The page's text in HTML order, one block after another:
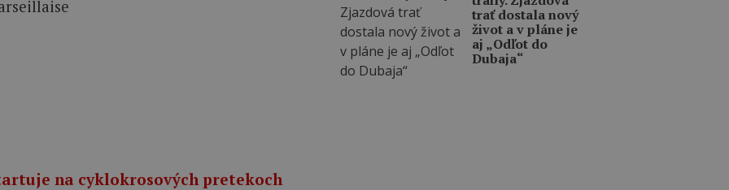
na cyklokrosových pretekoch
trať dostala nový
život a v pláne je
aj „Odľot do
Dubaja“